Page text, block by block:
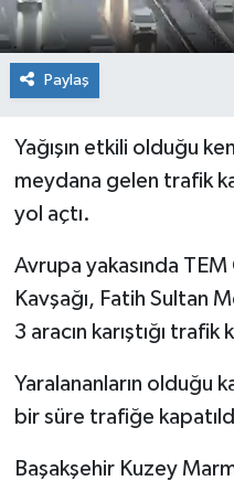
Paylaş
Yağışın etkili olduğu
meydana gelen trafik
yol açtı.
Avrupa yakasında
Kavşağı, Fatih Sultan
3 aracın karıştığı
Yaralananların olduğu
bir süre trafiğe
Başakşehir Kuzey